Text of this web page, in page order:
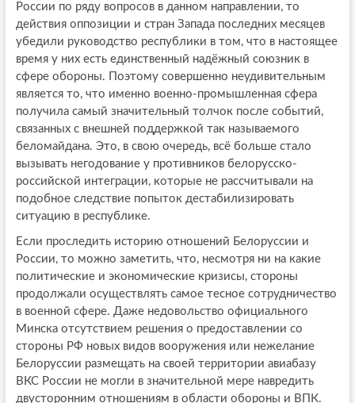
России по ряду вопросов в данном направлении, то
действия оппозиции и стран Запада последних месяцев
убедили руководство республики в том, что в настоящее
время у них есть единственный надёжный союзник в
сфере обороны. Поэтому совершенно неудивительным
является то, что именно военно-промышленная сфера
получила самый значительный толчок после событий,
связанных с внешней поддержкой так называемого
беломайдана. Это, в свою очередь, всё больше стало
вызывать негодование у противников белорусско-
российской интеграции, которые не рассчитывали на
подобное следствие попыток дестабилизировать
ситуацию в республике.
Если проследить историю отношений Белоруссии и
России, то можно заметить, что, несмотря ни на какие
политические и экономические кризисы, стороны
продолжали осуществлять самое тесное сотрудничество
в военной сфере. Даже недовольство официального
Минска отсутствием решения о предоставлении со
стороны РФ новых видов вооружения или нежелание
Белоруссии размещать на своей территории авиабазу
ВКС России не могли в значительной мере навредить
двусторонним отношениям в области обороны и ВПК.